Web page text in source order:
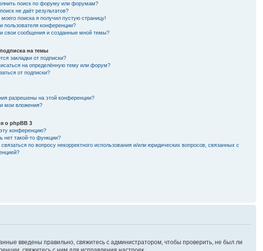
поиск по форуму или форумам?
не даёт результатов?
моего поиска я получил пустую страницу!
пользователя конференции?
свои сообщения и созданные мной темы?
на темы
закладки от подписки?
на определённую тему или форум?
от подписки?
разрешены на этой конференции?
мои вложения?
о phpBB 3
конференцию?
нет такой-то функции?
по вопросу некорректного использования и/или юридических вопросов, связанных с
введены правильно, свяжитесь с администратором, чтобы проверить, не был ли